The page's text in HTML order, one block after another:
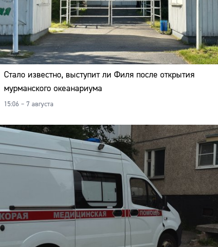
Стало известно, выступит ли Филя после открытия
мурманского океанариума
15:06 – 7 августа